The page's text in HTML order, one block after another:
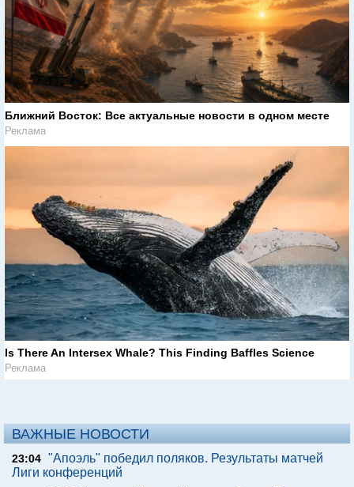
Ближний Восток: Все актуальные новости в одном месте
Реклама
Is There An Intersex Whale? This Finding Baffles Science
Реклама
ВАЖНЫЕ НОВОСТИ
23:04 "Апоэль" победил поляков. Результаты матчей
Лиги конференций